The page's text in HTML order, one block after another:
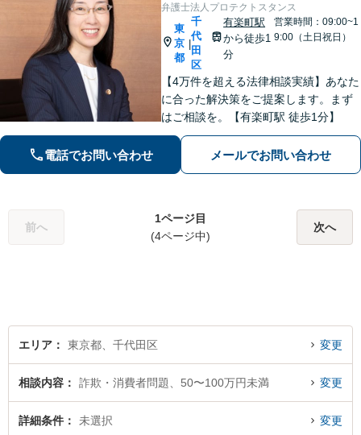
弁護士法人プロテクトスタンス
東
京
都
|
千
代
田
区
有楽町駅
から徒歩1
分
営業時間：09:00~1
9:00（土日祝日）
【4万件を超える法律相談実績】あなた
に合った解決策をご提案します。まず
はご相談を。【有楽町駅 徒歩1分】
電話でお問い合わせ メールでお問い合わせ
前へ
1ページ目
(4ページ中)
次へ
エリア 東京都、千代田区 変更
相談内容 詐欺・消費者問題、50〜100万円未満 変更
詳細条件 未選択 変更